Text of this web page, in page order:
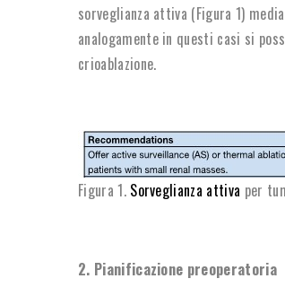
sorveglianza attiva (Figura 1)
analogamente in questi casi si
crioablazione.
Figura 1. Sorveglianza attiva per
2. Pianificazione preoperatoria